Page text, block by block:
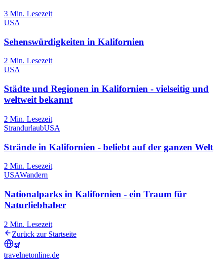
3 Min. Lesezeit
USA
Sehenswürdigkeiten in Kalifornien
2 Min. Lesezeit
USA
Städte und Regionen in Kalifornien - vielseitig und
weltweit bekannt
2 Min. Lesezeit
StrandurlaubUSA
Strände in Kalifornien - beliebt auf der ganzen Welt
2 Min. Lesezeit
USAWandern
Nationalparks in Kalifornien - ein Traum für
Naturliebhaber
2 Min. Lesezeit
Zurück zur Startseite
travelnetonline.de